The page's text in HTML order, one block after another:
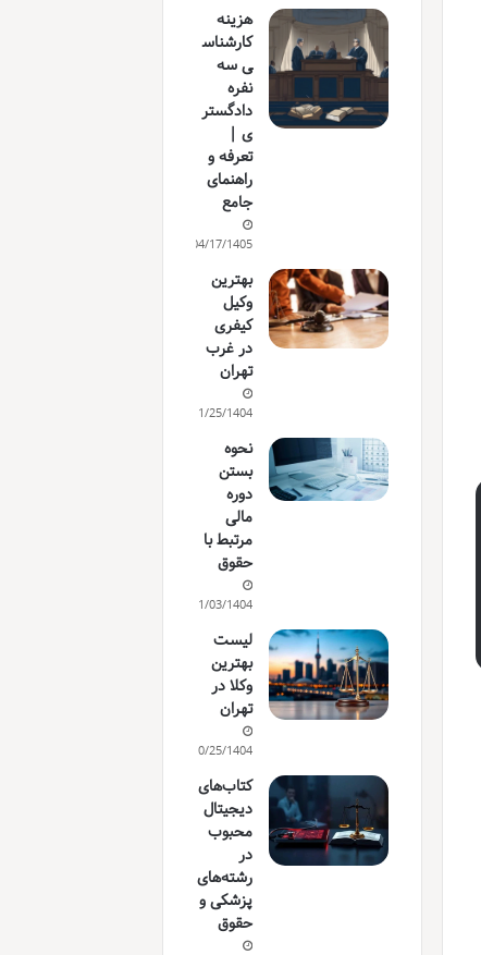
هزینه
کارشناس
ی سه
نفره
دادگستر
ی |
تعرفه و
راهنمای
جامع
04/17/1405
بهترین
وکیل
کیفری
در غرب
تهران
11/25/1404
نحوه
بستن
دوره
مالی
مرتبط با
حقوق
11/03/1404
لیست
بهترین
وکلا در
تهران
10/25/1404
کتاب‌های
دیجیتال
محبوب
در
رشته‌های
پزشکی و
حقوق